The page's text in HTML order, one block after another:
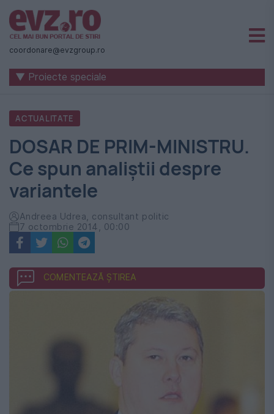
Știri
naționale
internaționale
România
-
Evenimentul
Zilei
coordonare@evzgroup.ro
▼ Proiecte speciale
ACTUALITATE
DOSAR DE PRIM-MINISTRU.
Ce spun analiștii despre
variantele
Andreea Udrea, consultant politic
7 octombrie 2014, 00:00
COMENTEAZĂ ȘTIREA